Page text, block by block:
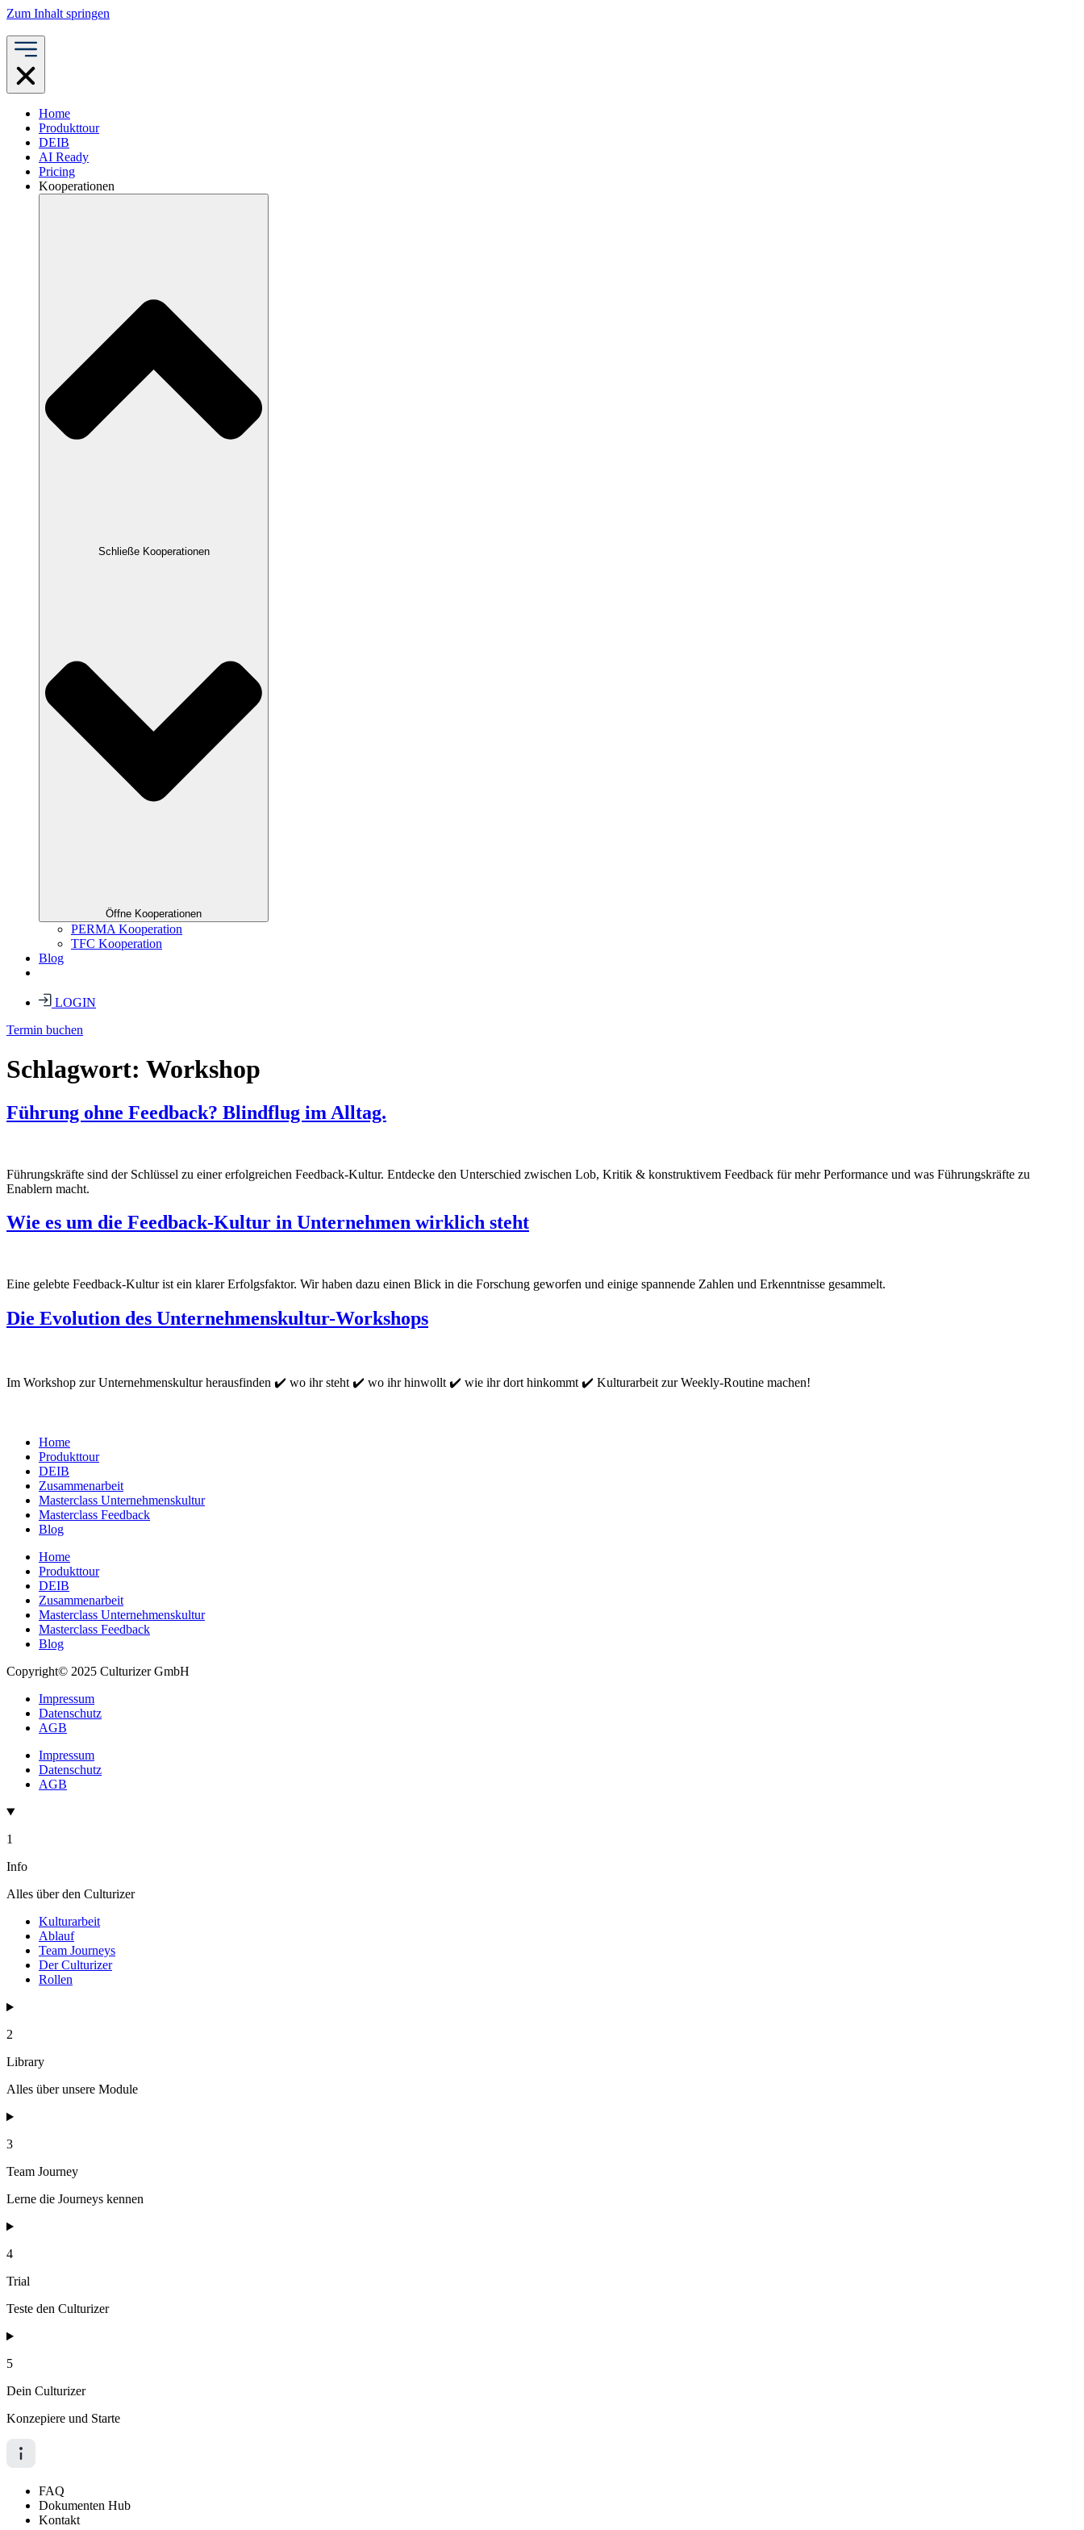
Zum Inhalt springen
Home
Produkttour
DEIB
AI Ready
Pricing
Kooperationen
Schließe Kooperationen
Öffne Kooperationen
PERMA Kooperation
TFC Kooperation
Blog
LOGIN
Termin buchen
Schlagwort: Workshop
Führung ohne Feedback? Blindflug im Alltag.
Führungskräfte sind der Schlüssel zu einer erfolgreichen Feedback-Kultur. Entdecke den Unterschied zwischen Lob, Kritik & konstruktivem Feedback für mehr Performance und was Führungskräfte zu
Enablern macht.
Wie es um die Feedback-Kultur in Unternehmen wirklich steht
Eine gelebte Feedback-Kultur ist ein klarer Erfolgsfaktor. Wir haben dazu einen Blick in die Forschung geworfen und einige spannende Zahlen und Erkenntnisse gesammelt.
Die Evolution des Unternehmenskultur-Workshops
Im Workshop zur Unternehmenskultur herausfinden ✔️ wo ihr steht ✔️ wo ihr hinwollt ✔️ wie ihr dort hinkommt ✔️ Kulturarbeit zur Weekly-Routine machen!
Home
Produkttour
DEIB
Zusammenarbeit
Masterclass Unternehmenskultur
Masterclass Feedback
Blog
Home
Produkttour
DEIB
Zusammenarbeit
Masterclass Unternehmenskultur
Masterclass Feedback
Blog
Copyright© 2025 Culturizer GmbH
Impressum
Datenschutz
AGB
Impressum
Datenschutz
AGB
1
Info
Alles über den Culturizer
Kulturarbeit
Ablauf
Team Journeys
Der Culturizer
Rollen
2
Library
Alles über unsere Module
3
Team Journey
Lerne die Journeys kennen
4
Trial
Teste den Culturizer
5
Dein Culturizer
Konzepiere und Starte
FAQ
Dokumenten Hub
Kontakt